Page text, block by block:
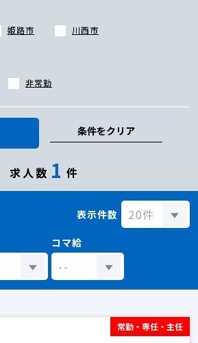
姫路市 川西市
非常勤
条件をクリア
求人数 1 件
表示件数
コマ給
常勤・専任・主任